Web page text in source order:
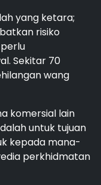
yang ketara;
risiko
Sekitar 70
wang
komersial lain
untuk tujuan
kepada mana-
perkhidmatan